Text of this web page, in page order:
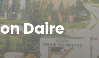
Daire